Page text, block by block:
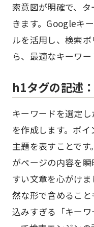
索意図が明確で、
きます。Googleキ
ルを活用し、検索
ら、最適なキーワー
h1タグの記述
キーワードを選定
を作成します。ポ
主題を表すことで
がページの内容を
すい文章を心がけ
然な形で含めるこ
込みすぎる「キー